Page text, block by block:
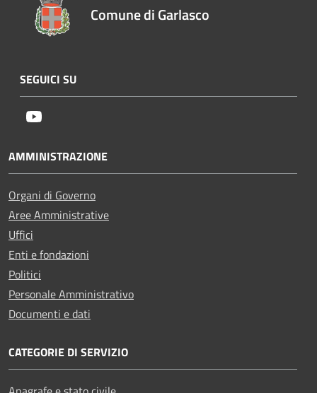
Comune di Garlasco
SEGUICI SU
AMMINISTRAZIONE
Organi di Governo
Aree Amministrative
Uffici
Enti e fondazioni
Politici
Personale Amministrativo
Documenti e dati
CATEGORIE DI SERVIZIO